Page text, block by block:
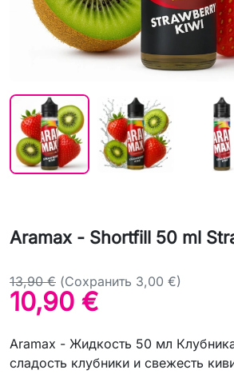
Aramax - Shortfill 50 ml
13,90 € (Сохранить 3,00 €)
10,90 €
Aramax - Жидкость 50 мл
сладость клубники и свежесть